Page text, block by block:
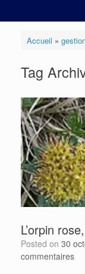
Accueil »
Tag
L’orpin
Posted on 30
commentaires